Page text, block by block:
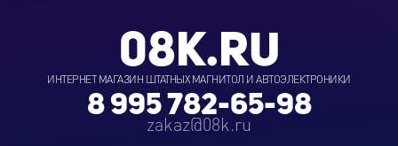
08K.RU
ИНТЕРНЕТ МАГАЗИН ШТАТНЫХ МАГНИТОЛ И АВТОЭЛЕКТРОНИКИ
8 995 782-65-98
zakaz@08k.ru